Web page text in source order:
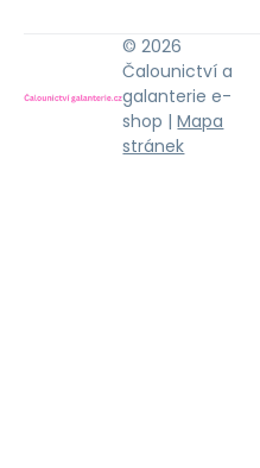
© 2026
Čalounictví a
galanterie e-
shop |Mapa
stránek